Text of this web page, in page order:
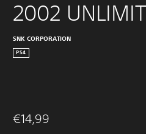
2002
SNK CORPORATION
PS4
€14,99